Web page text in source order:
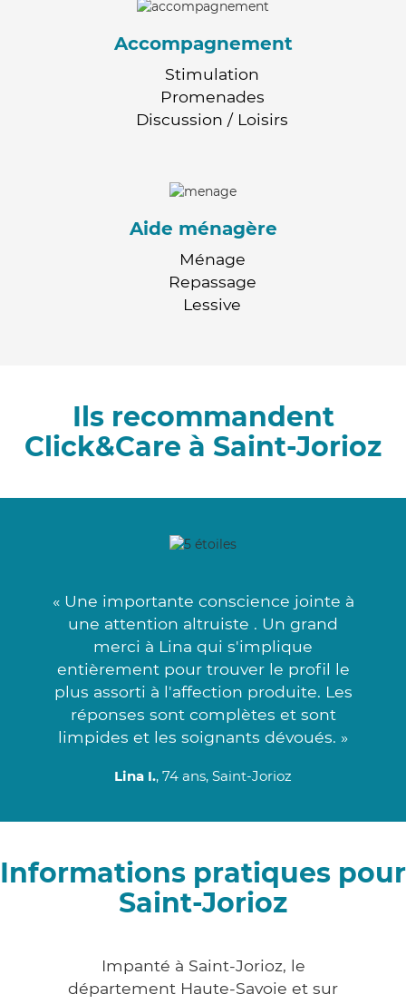
Accompagnement
Stimulation
Promenades
Discussion / Loisirs
Aide ménagère
Ménage
Repassage
Lessive
Ils recommandent
Click&Care à Saint-Jorioz
« Une importante conscience jointe à
une attention altruiste . Un grand
merci à Lina qui s'implique
entièrement pour trouver le profil le
plus assorti à l'affection produite. Les
réponses sont complètes et sont
limpides et les soignants dévoués. »
Lina I., 74 ans, Saint-Jorioz
Informations pratiques pour
Saint-Jorioz
Impanté à Saint-Jorioz, le
département Haute-Savoie et sur